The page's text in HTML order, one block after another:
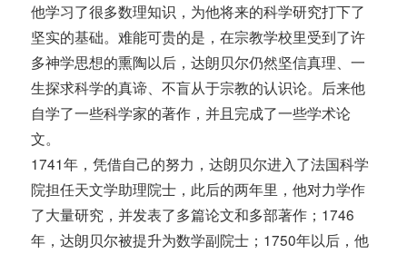
他学习了很多数理知识，为他将来的科学研究打下了
坚实的基础。难能可贵的是，在宗教学校里受到了许
多神学思想的熏陶以后，达朗贝尔仍然坚信真理、一
生探求科学的真谛、不盲从于宗教的认识论。后来他
自学了一些科学家的著作，并且完成了一些学术论
文。
1741年，凭借自己的努力，达朗贝尔进入了法国科学
院担任天文学助理院士，此后的两年里，他对力学作
了大量研究，并发表了多篇论文和多部著作；1746
年，达朗贝尔被提升为数学副院士；1750年以后，他